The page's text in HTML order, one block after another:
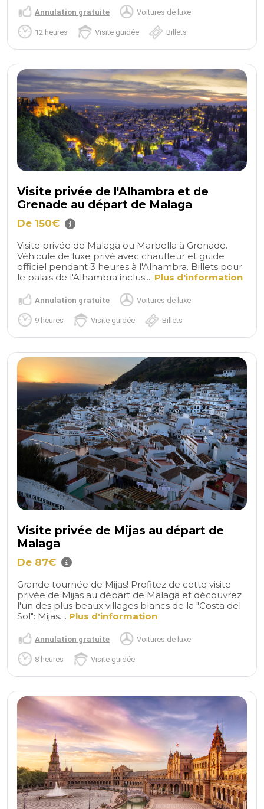
Annulation gratuite Voitures de luxe
12 heures Visite guidée Billets
Visite privée de l'Alhambra et de
Grenade au départ de Malaga
De 150€
Visite privée de Malaga ou Marbella à Grenade.
Véhicule de luxe privé avec chauffeur et guide
officiel pendant 3 heures à l'Alhambra. Billets pour
le palais de l'Alhambra inclus.... Plus d'information
Annulation gratuite Voitures de luxe
9 heures Visite guidée Billets
Visite privée de Mijas au départ de
Malaga
De 87€
Grande tournée de Mijas! Profitez de cette visite
privée de Mijas au départ de Malaga et découvrez
l'un des plus beaux villages blancs de la "Costa del
Sol": Mijas.... Plus d'information
Annulation gratuite Voitures de luxe
8 heures Visite guidée